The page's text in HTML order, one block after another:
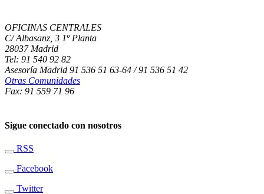
OFICINAS CENTRALES
C/ Albasanz, 3 1º Planta
28037 Madrid
Tel: 91 540 92 82
Asesoría Madrid 91 536 51 63-64 / 91 536 51 42
Otras Comunidades
Fax: 91 559 71 96
Sigue conectado con nosotros
RSS
Facebook
Twitter